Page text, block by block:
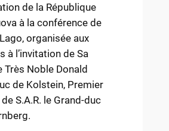
de la République
à la conférence de
organisée aux
à l’invitation de Sa
Très Noble Donald
de Kolstein, Premier
S.A.R. le Grand-duc